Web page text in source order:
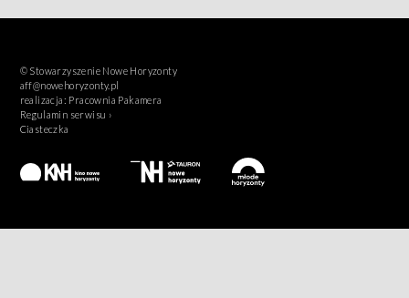
© Stowarzyszenie Nowe Horyzonty
aff@nowehoryzonty.pl
realizacja: Pracownia Pakamera
Regulamin serwisu ›
Ciasteczka